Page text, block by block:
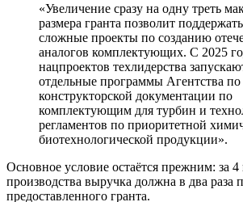
«Увеличение сразу на одну треть
размера гранта позволит
сложные проекты по созданию
аналогов комплектующих. С 2025
нацпроектов техлидерства
отдельные программы Агентства по
конструкторской документации по
комплектующим для турбин и
регламентов по приоритетной
биотехнологической продукции».
Основное условие остаётся прежним: за 4
производства выручка должна в два раза
предоставленного гранта.